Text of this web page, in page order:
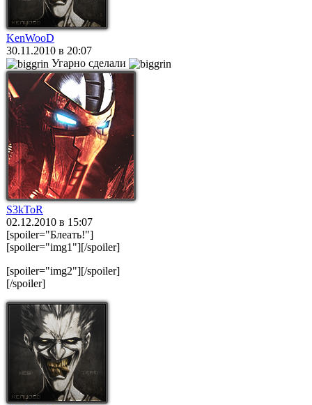
KenWooD
30.11.2010 в 20:07
Угарно сделали
S3kToR
02.12.2010 в 15:07
[spoiler="Блеать!"]
[spoiler="img1"][/spoiler]
[spoiler="img2"][/spoiler]
[/spoiler]